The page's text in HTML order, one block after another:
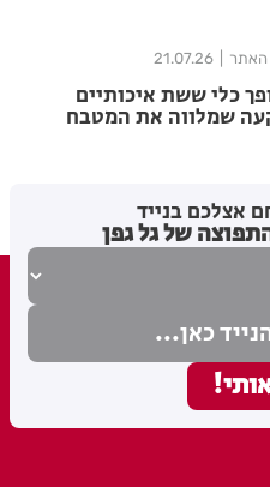
21.07.26
כלי ששת איכותיים
שמלווה את המטבח
אצלכם בנייד
של גל גפן